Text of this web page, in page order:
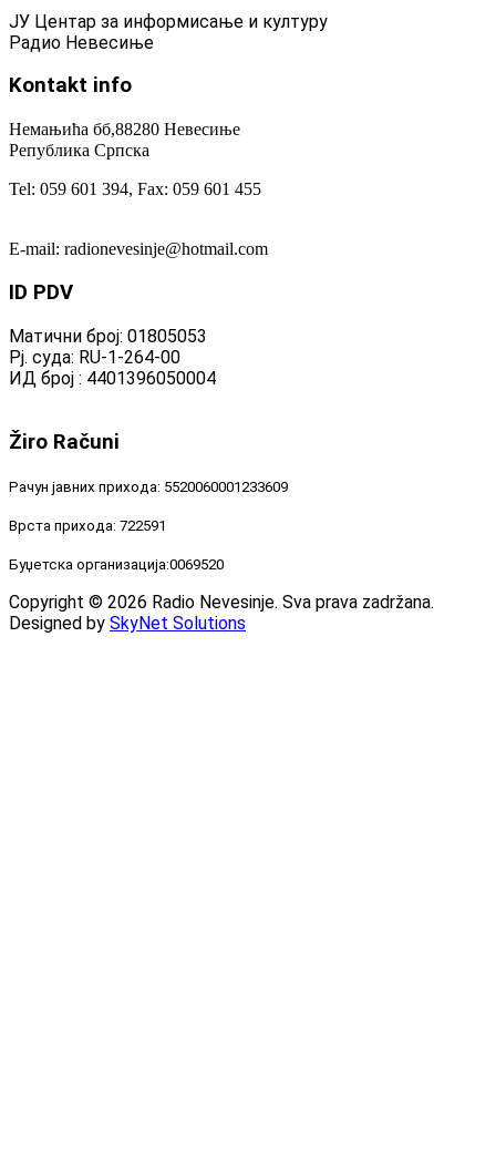
ЈУ Центар за информисање и културу
Радио Невесиње
Kontakt info
Немањића бб,88280 Невесиње
Република Српска
Tel: 059 601 394, Fax: 059 601 455
E-mail: radionevesinje@hotmail.com
ID PDV
Матични број: 01805053
Рј. суда: RU-1-264-00
ИД број : 4401396050004
Žiro Računi
Рачун јавних прихода: 5520060001233609
Врста прихода: 722591
Буџетска организација:0069520
Copyright © 2026 Radio Nevesinje. Sva prava zadržana.
Designed by SkyNet Solutions